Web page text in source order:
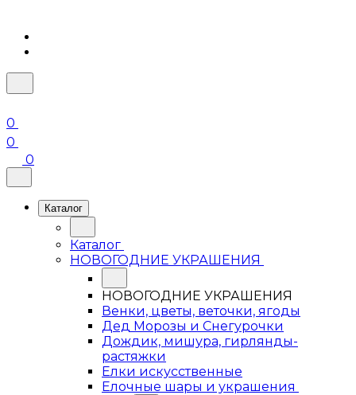
0
0
0
Каталог
Каталог
НОВОГОДНИЕ УКРАШЕНИЯ
НОВОГОДНИЕ УКРАШЕНИЯ
Венки, цветы, веточки, ягоды
Дед Морозы и Снегурочки
Дождик, мишура, гирлянды-
растяжки
Елки искусственные
Елочные шары и украшения